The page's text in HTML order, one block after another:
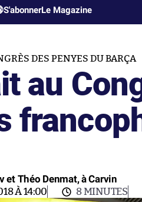
S'abonnerLe Magazine
DES PENYES DU BARÇA
au
et Théo Denmat, à Carvin
À 14:00 8 MINUTES